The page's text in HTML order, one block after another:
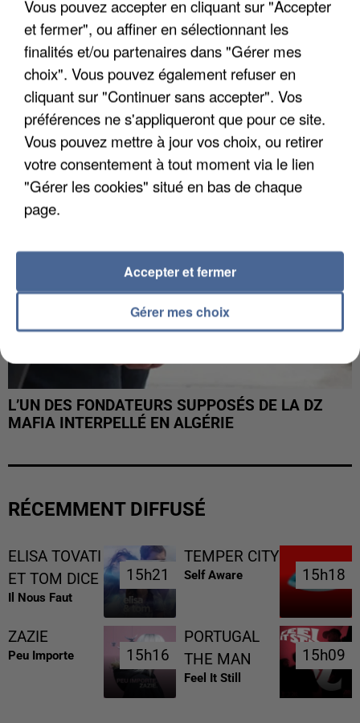
APRÈS TOUTES CES CANICULES, LES REFUGES
DE FAUNE SAUVAGE SONT...
L’UN DES FONDATEURS SUPPOSÉS DE LA DZ
MAFIA INTERPELLÉ EN ALGÉRIE
RÉCEMMENT DIFFUSÉ
ELISA TOVATI
ET TOM DICE
Il Nous Faut
15h21
15h21
TEMPER CITY
Self Aware 15h18
15h18
ZAZIE
Peu Importe 15h16
15h16
PORTUGAL
THE MAN
Feel It Still
15h09
15h09
Vous pouvez accepter en cliquant sur "Accepter
et fermer", ou affiner en sélectionnant les
finalités et/ou partenaires dans "Gérer mes
choix". Vous pouvez également refuser en
cliquant sur "Continuer sans accepter". Vos
préférences ne s'appliqueront que pour ce site.
Vous pouvez mettre à jour vos choix, ou retirer
votre consentement à tout moment via le lien
"Gérer les cookies" situé en bas de chaque
page.
Gérer mes choix
Accepter et fermer